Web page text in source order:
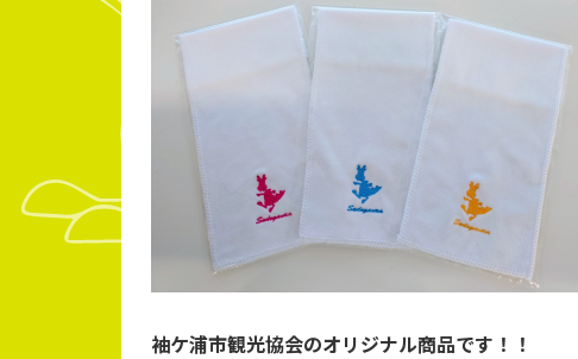
袖ケ浦市観光協会のオリジナル商品です！！